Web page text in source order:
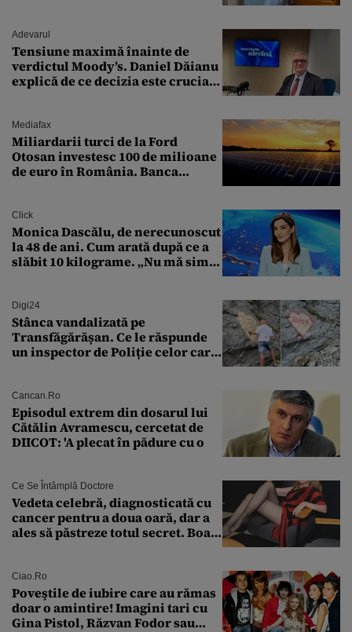
Adevarul
Tensiune maximă înainte de
verdictul Moody’s. Daniel Dăianu
explică de ce decizia este crucială
Mediafax
Miliardarii turci de la Ford
Otosan investesc 100 de milioane
de euro în România. Banca
Click
Monica Dascălu, de nerecunoscut
la 48 de ani. Cum arată după ce a
slăbit 10 kilograme. „Nu mă simt
Digi24
Stânca vandalizată pe
Transfăgărășan. Ce le răspunde
un inspector de Poliție celor care
Cancan.ro
Episodul extrem din dosarul lui
Cătălin Avramescu, cercetat de
DIICOT: 'A plecat în pădure cu o
Ce Se Întâmplă Doctore
Vedeta celebră, diagnosticată cu
cancer pentru a doua oară, dar a
ales să păstreze totul secret. Boala
Ciao.ro
Poveştile de iubire care au rămas
doar o amintire! Imagini tari cu
Gina Pistol, Răzvan Fodor sau